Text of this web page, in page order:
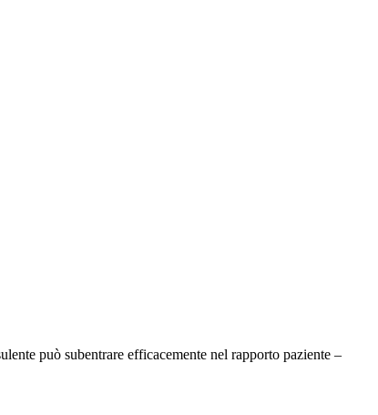
può subentrare efficacemente nel rapporto paziente –